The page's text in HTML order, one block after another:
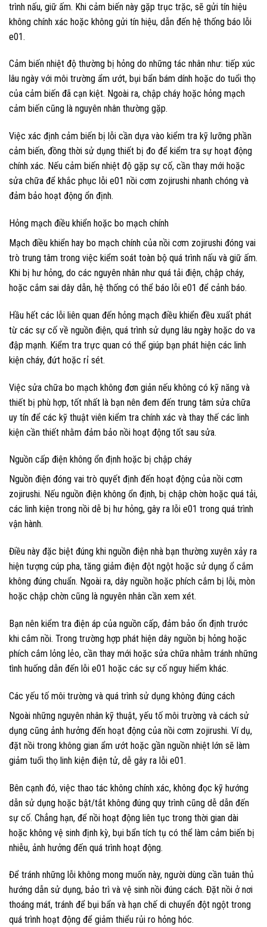
trình nấu, giữ ấm. Khi cảm biến này gặp trục trặc, sẽ gửi tín hiệu
không chính xác hoặc không gửi tín hiệu, dẫn đến hệ thống báo lỗi
e01.
Cảm biến nhiệt độ thường bị hỏng do những tác nhân như: tiếp xúc
lâu ngày với môi trường ẩm ướt, bụi bẩn bám dính hoặc do tuổi thọ
của cảm biến đã cạn kiệt. Ngoài ra, chập cháy hoặc hỏng mạch
cảm biến cũng là nguyên nhân thường gặp.
Việc xác định cảm biến bị lỗi cần dựa vào kiểm tra kỹ lưỡng phần
cảm biến, đồng thời sử dụng thiết bị đo để kiểm tra sự hoạt động
chính xác. Nếu cảm biến nhiệt độ gặp sự cố, cần thay mới hoặc
sửa chữa để khắc phục lỗi e01 nồi cơm zojirushi nhanh chóng và
đảm bảo hoạt động ổn định.
Hỏng mạch điều khiển hoặc bo mạch chính
Mạch điều khiển hay bo mạch chính của nồi cơm zojirushi đóng vai
trò trung tâm trong việc kiểm soát toàn bộ quá trình nấu và giữ ấm.
Khi bị hư hỏng, do các nguyên nhân như quá tải điện, chập cháy,
hoặc cắm sai dây dẫn, hệ thống có thể báo lỗi e01 để cảnh báo.
Hầu hết các lỗi liên quan đến hỏng mạch điều khiển đều xuất phát
từ các sự cố về nguồn điện, quá trình sử dụng lâu ngày hoặc do va
đập mạnh. Kiểm tra trực quan có thể giúp bạn phát hiện các linh
kiện cháy, đứt hoặc rỉ sét.
Việc sửa chữa bo mạch không đơn giản nếu không có kỹ năng và
thiết bị phù hợp, tốt nhất là bạn nên đem đến trung tâm sửa chữa
uy tín để các kỹ thuật viên kiểm tra chính xác và thay thế các linh
kiện cần thiết nhằm đảm bảo nồi hoạt động tốt sau sửa.
Nguồn cấp điện không ổn định hoặc bị chập cháy
Nguồn điện đóng vai trò quyết định đến hoạt động của nồi cơm
zojirushi. Nếu nguồn điện không ổn định, bị chập chờn hoặc quá tải,
các linh kiện trong nồi dễ bị hư hỏng, gây ra lỗi e01 trong quá trình
vận hành.
Điều này đặc biệt đúng khi nguồn điện nhà bạn thường xuyên xảy ra
hiện tượng cúp pha, tăng giảm điện đột ngột hoặc sử dụng ổ cắm
không đúng chuẩn. Ngoài ra, dây nguồn hoặc phích cắm bị lỗi, mòn
hoặc chập chờn cũng là nguyên nhân cần xem xét.
Bạn nên kiểm tra điện áp của nguồn cấp, đảm bảo ổn định trước
khi cắm nồi. Trong trường hợp phát hiện dây nguồn bị hỏng hoặc
phích cắm lỏng lẻo, cần thay mới hoặc sửa chữa nhằm tránh những
tình huống dẫn đến lỗi e01 hoặc các sự cố nguy hiểm khác.
Các yếu tố môi trường và quá trình sử dụng không đúng cách
Ngoài những nguyên nhân kỹ thuật, yếu tố môi trường và cách sử
dụng cũng ảnh hưởng đến hoạt động của nồi cơm zojirushi. Ví dụ,
đặt nồi trong không gian ẩm ướt hoặc gần nguồn nhiệt lớn sẽ làm
giảm tuổi thọ linh kiện điện tử, dễ gây ra lỗi e01.
Bên cạnh đó, việc thao tác không chính xác, không đọc kỹ hướng
dẫn sử dụng hoặc bật/tắt không đúng quy trình cũng dễ dẫn đến
sự cố. Chẳng hạn, để nồi hoạt động liên tục trong thời gian dài
hoặc không vệ sinh định kỳ, bụi bẩn tích tụ có thể làm cảm biến bị
nhiễu, ảnh hưởng đến quá trình hoạt động.
Để tránh những lỗi không mong muốn này, người dùng cần tuân thủ
hướng dẫn sử dụng, bảo trì và vệ sinh nồi đúng cách. Đặt nồi ở nơi
thoáng mát, tránh để bụi bẩn và hạn chế di chuyển đột ngột trong
quá trình hoạt động để giảm thiểu rủi ro hỏng hóc.